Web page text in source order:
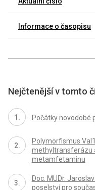
Informace o časopisu
Nejčtenější v tomto
Počátky novodobé
Polymorfismus
methyltransferázu
metamfetaminu
Doc. MUDr.
poselství pro